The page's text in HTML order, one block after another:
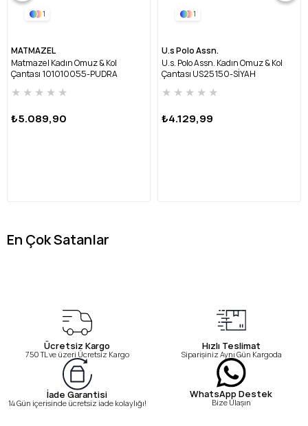
1
MATMAZEL
Matmazel Kadın Omuz & Kol
Çantası 101010055-PUDRA
★ ★ ★ ★ ★
₺5.089,90
1
U.s Polo Assn.
U.s. Polo Assn. Kadın Omuz & Kol
Çantası US25150-SİYAH
★ ★ ★ ★ ★
₺4.129,99
En Çok Satanlar
Ücretsiz Kargo
750 TL ve üzeri Ücretsiz Kargo
Hızlı Teslimat
Siparişiniz Aynı Gün Kargoda
İade Garantisi
14 Gün içerisinde ücretsiz iade kolaylığı!
WhatsApp Destek
Bize Ulaşın